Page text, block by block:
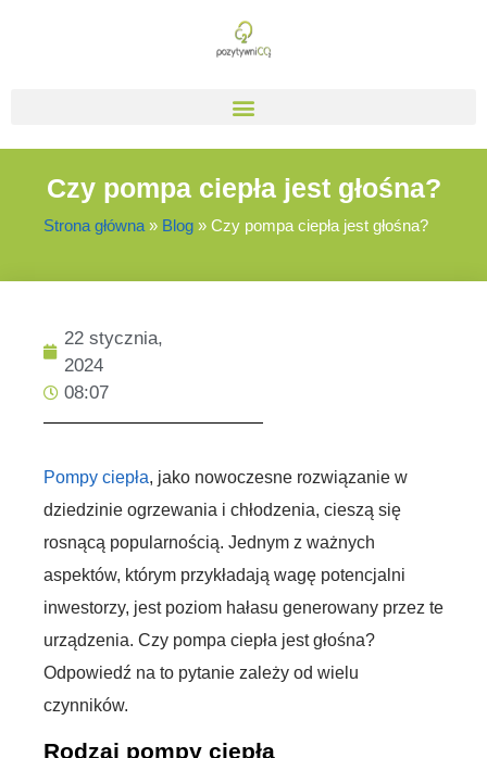
Czy pompa ciepła jest głośna?
Strona główna » Blog » Czy pompa ciepła jest głośna?
22 stycznia,
2024
08:07
Pompy ciepła, jako nowoczesne rozwiązanie w
dziedzinie ogrzewania i chłodzenia, cieszą się
rosnącą popularnością. Jednym z ważnych
aspektów, którym przykładają wagę potencjalni
inwestorzy, jest poziom hałasu generowany przez te
urządzenia. Czy pompa ciepła jest głośna?
Odpowiedź na to pytanie zależy od wielu
czynników.
Rodzaj pompy ciepła